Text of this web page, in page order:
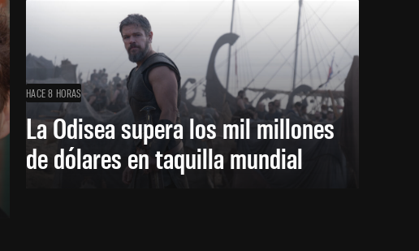
HACE 8 HORAS
La Odisea supera los mil millones
de dólares en taquilla mundial